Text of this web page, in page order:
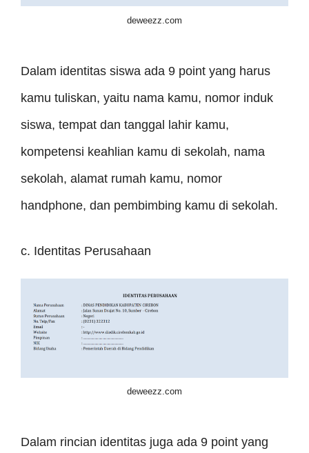
deweezz.com
Dalam identitas siswa ada 9 point yang harus
kamu tuliskan, yaitu nama kamu, nomor induk
siswa, tempat dan tanggal lahir kamu,
kompetensi keahlian kamu di sekolah, nama
sekolah, alamat rumah kamu, nomor
handphone, dan pembimbing kamu di sekolah.
c. Identitas Perusahaan
deweezz.com
Dalam rincian identitas juga ada 9 point yang